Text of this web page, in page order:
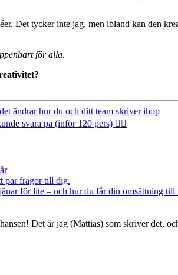
Det tycker inte jag, men ibland kan den
för alla.
ändrar hur du och ditt team skriver ihop
svara på (inför 120 pers) 🤦‍♂️
par frågor till dig.
för lite – och hur du får din omsättning
Det är jag (Mattias) som skriver det,